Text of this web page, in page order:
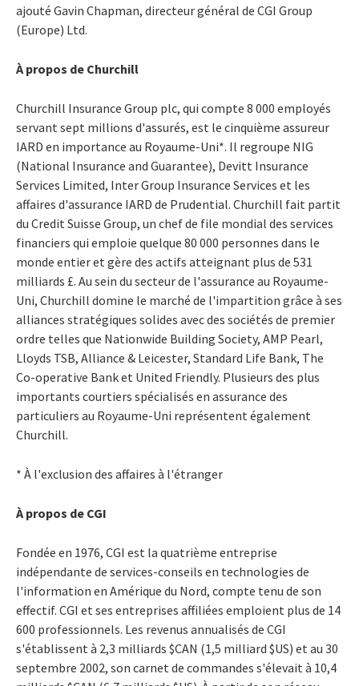
ajouté Gavin Chapman, directeur général de CGI Group
(Europe) Ltd.
À propos de Churchill
Churchill Insurance Group plc, qui compte 8 000 employés
servant sept millions d'assurés, est le cinquième assureur
IARD en importance au Royaume-Uni*. Il regroupe NIG
(National Insurance and Guarantee), Devitt Insurance
Services Limited, Inter Group Insurance Services et les
affaires d'assurance IARD de Prudential. Churchill fait partit
du Credit Suisse Group, un chef de file mondial des services
financiers qui emploie quelque 80 000 personnes dans le
monde entier et gère des actifs atteignant plus de 531
milliards £. Au sein du secteur de l'assurance au Royaume-
Uni, Churchill domine le marché de l'impartition grâce à ses
alliances stratégiques solides avec des sociétés de premier
ordre telles que Nationwide Building Society, AMP Pearl,
Lloyds TSB, Alliance & Leicester, Standard Life Bank, The
Co-operative Bank et United Friendly. Plusieurs des plus
importants courtiers spécialisés en assurance des
particuliers au Royaume-Uni représentent également
Churchill.
* À l'exclusion des affaires à l'étranger
À propos de CGI
Fondée en 1976, CGI est la quatrième entreprise
indépendante de services-conseils en technologies de
l'information en Amérique du Nord, compte tenu de son
effectif. CGI et ses entreprises affiliées emploient plus de 14
600 professionnels. Les revenus annualisés de CGI
s'établissent à 2,3 milliards $CAN (1,5 milliard $US) et au 30
septembre 2002, son carnet de commandes s'élevait à 10,4